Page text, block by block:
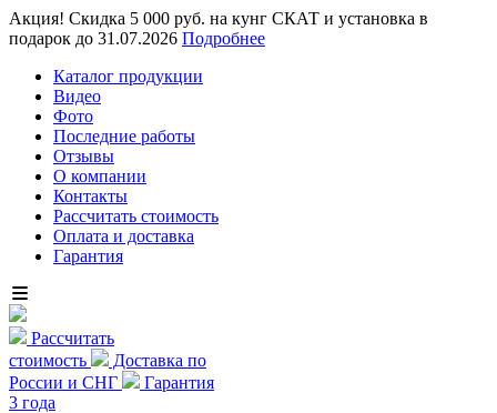
Акция! Скидка 5 000 руб. на кунг СКАТ и установка в
подарок до 31.07.2026 Подробнее
Каталог продукции
Видео
Фото
Последние работы
Отзывы
О компании
Контакты
Рассчитать стоимость
Оплата и доставка
Гарантия
Рассчитать
стоимость
Доставка по
России и СНГ
Гарантия
3 года